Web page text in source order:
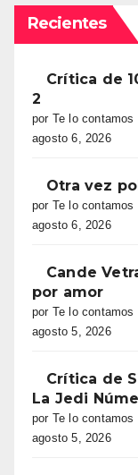
Recientes
Crítica de
2
por Te lo contamos
agosto 6, 2026
Otra vez
por Te lo contamos
agosto 6, 2026
Cande
por amor
por Te lo contamos
agosto 5, 2026
Crítica de
La Jedi
por Te lo contamos
agosto 5, 2026